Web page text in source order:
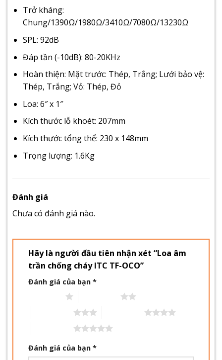
Trở kháng:
Chung/1390Ω/1980Ω/3410Ω/7080Ω/13230Ω
SPL: 92dB
Đáp tần (-10dB): 80-20KHz
Hoàn thiện: Mặt trước: Thép, Trắng; Lưới bảo vệ:
Thép, Trắng; Vỏ: Thép, Đỏ
Loa: 6″ x 1″
Kích thước lỗ khoét: 207mm
Kích thước tổng thể: 230 x 148mm
Trọng lượng: 1.6Kg
Đánh giá
Chưa có đánh giá nào.
Hãy là người đầu tiên nhận xét “Loa âm
trần chống cháy ITC TF-OCO”
Đánh giá của bạn *
Đánh giá của bạn *